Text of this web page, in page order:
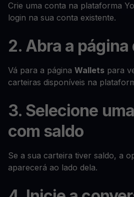
Crie uma conta na plataforma
login na sua conta existente.
2. Abra a página
Vá para a página Wallets para
carteiras disponíveis na
3. Selecione
com saldo
Se a sua carteira tiver saldo, a
aparecerá ao lado dela.